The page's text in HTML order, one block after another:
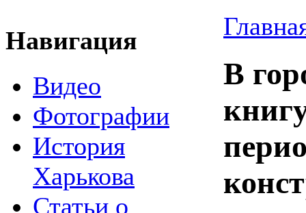
Навигация
Видео
Фотографии
История
Харькова
Статьи о
В